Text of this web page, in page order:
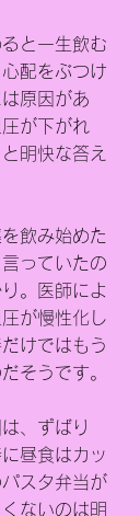
と一生飲む
配をぶつけ
原因があ
が下がれ
明快な答え
飲み始めた
っていたの
。医師によ
が慢性化し
けではもう
そうです。
、ずばり
昼食はカッ
スタ弁当が
ないのは明